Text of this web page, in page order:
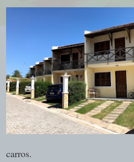
carros.